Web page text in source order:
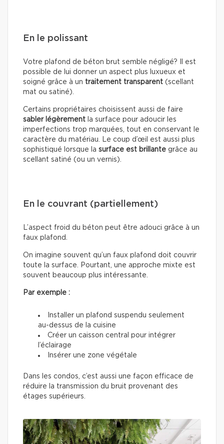
En le polissant
Votre plafond de béton brut semble négligé? Il est
possible de lui donner un aspect plus luxueux et
soigné grâce à un traitement transparent (scellant
mat ou satiné).
Certains propriétaires choisissent aussi de faire
sabler légèrement la surface pour adoucir les
imperfections trop marquées, tout en conservant le
caractère du matériau. Le coup d’œil est aussi plus
sophistiqué lorsque la surface est brillante grâce au
scellant satiné (ou un vernis).
En le couvrant (partiellement)
L’aspect froid du béton peut être adouci grâce à un
faux plafond.
On imagine souvent qu’un faux plafond doit couvrir
toute la surface. Pourtant, une approche mixte est
souvent beaucoup plus intéressante.
Par exemple :
Installer un plafond suspendu seulement
au-dessus de la cuisine
Créer un caisson central pour intégrer
l’éclairage
Insérer une zone végétale
Dans les condos, c’est aussi une façon efficace de
réduire la transmission du bruit provenant des
étages supérieurs.